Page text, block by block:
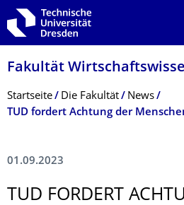
Zur Hauptnavigation springen
Zur Suche springen
Zum Inhalt springen
Fakultät
Breadcrumb-Menü
Startseite Die Fakultät
News
01.09.2023
TUD FORDERT